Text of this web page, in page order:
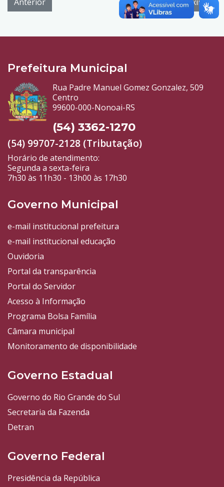
Prefeitura Municipal
Rua Padre Manuel Gomez Gonzalez, 509
Centro
99600-000-Nonoai-RS
(54) 3362-1270
(54) 99707-2128 (Tributação)
Horário de atendimento:
Segunda a sexta-feira
7h30 às 11h30 - 13h00 às 17h30
Governo Municipal
e-mail institucional prefeitura
e-mail institucional educação
Ouvidoria
Portal da transparência
Portal do Servidor
Acesso à Informação
Programa Bolsa Família
Câmara municipal
Monitoramento de disponibilidade
Governo Estadual
Governo do Rio Grande do Sul
Secretaria da Fazenda
Detran
Governo Federal
Presidência da República